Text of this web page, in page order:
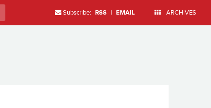
Subscribe: RSS | EMAIL ARCHIVES